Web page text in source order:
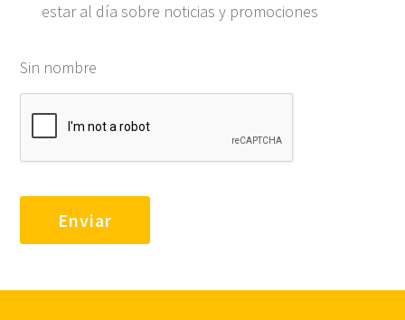
estar al día sobre noticias y promociones
Sin nombre